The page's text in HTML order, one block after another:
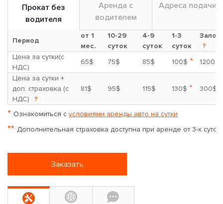
Прокат без
водителя
Аренда с
водителем
Адреса подачи
Период
от 1
мес.
10-29
суток
4-9
суток
1-3
суток
Залог
?
Цена за сутки(с
НДС)
65$ 75$ 85$ 100$ *
1200$
Цена за сутки +
доп. страховка (с
НДС)
?
81$ 95$ 115$ 130$ * 300$
* Ознакомиться с условиями аренды авто на сутки
** Дополнительная страховка доступна при аренде от 3-х суток
Заказать